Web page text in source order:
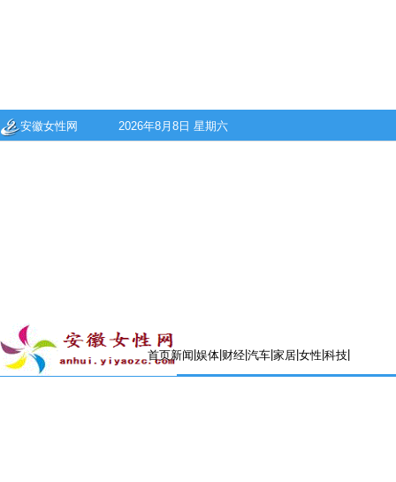
安徽女性网 2026年8月8日 星期六
首页新闻 娱体 财经 汽车 家居 女性 科技